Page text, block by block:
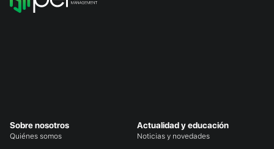
Sobre nosotros
Quiénes somos
Actualidad y educación
Noticias y novedades